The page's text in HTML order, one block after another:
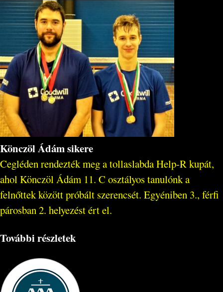
Könczöl Ádám sikere
Cegléden rendezték meg a tollaslabda Help-R kupát,
ahol Könczöl Ádám 11. C osztályos tanulónk a
felnőttek között próbált szerencsét. Egyéniben 3., férfi
párosban 2. helyezést ért el.
További részletek